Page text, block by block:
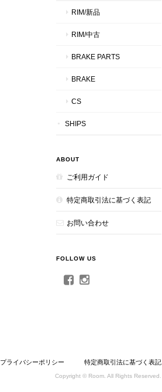
RIM/新品
RIM/中古
BRAKE PARTS
BRAKE
CS
SHIPS
ABOUT
ご利用ガイド
特定商取引法に基づく表記
お問い合わせ
FOLLOW US
プライバシーポリシー 特定商取引法に基づく表記
Copyright © Room. All Rights Reserved.